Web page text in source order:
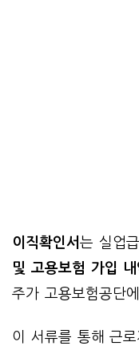
이직확인서 는 실업
및 고용보험 가입
주가 고용보험공단
이 서류를 통해 근로